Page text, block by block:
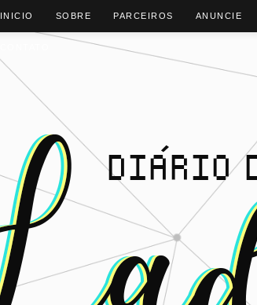
INICIO SOBRE PARCEIROS ANUNCIE